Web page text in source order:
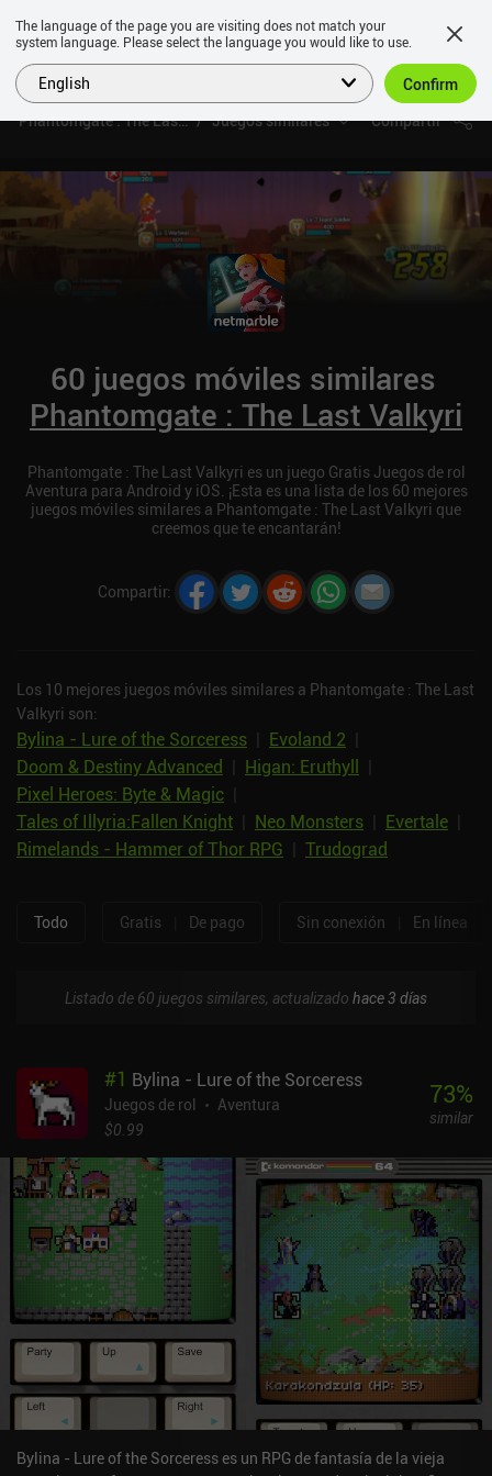
Phantomgate : The Last ValkyriJuegos similares Compartir
60 juegos móviles similares
Phantomgate : The Last Valkyri
Phantomgate : The Last Valkyri es un juego Gratis Juegos de rol
Aventura para Android y iOS. ¡Esta es una lista de los 60 mejores
juegos móviles similares a Phantomgate : The Last Valkyri que
creemos que te encantarán!
Compartir:
Los 10 mejores juegos móviles similares a Phantomgate : The Last
Valkyri son:
Bylina - Lure of the Sorceress Evoland 2
Doom & Destiny Advanced
Higan: Eruthyll
Pixel Heroes: Byte & Magic
Tales of Illyria:Fallen Knight
Neo Monsters Evertale
Rimelands - Hammer of Thor RPG
Trudograd
Todo Gratis De pago Sin conexión En línea
Listado de 60 juegos similares, actualizado hace 3 días
#1 Bylina - Lure of the Sorceress
Juegos de rol
Aventura
$0.99
73%
similar
Bylina - Lure of the Sorceress es un RPG de fantasía de la vieja
The language of the page you are visiting does not match your
system language. Please select the language you would like to use.
English Confirm